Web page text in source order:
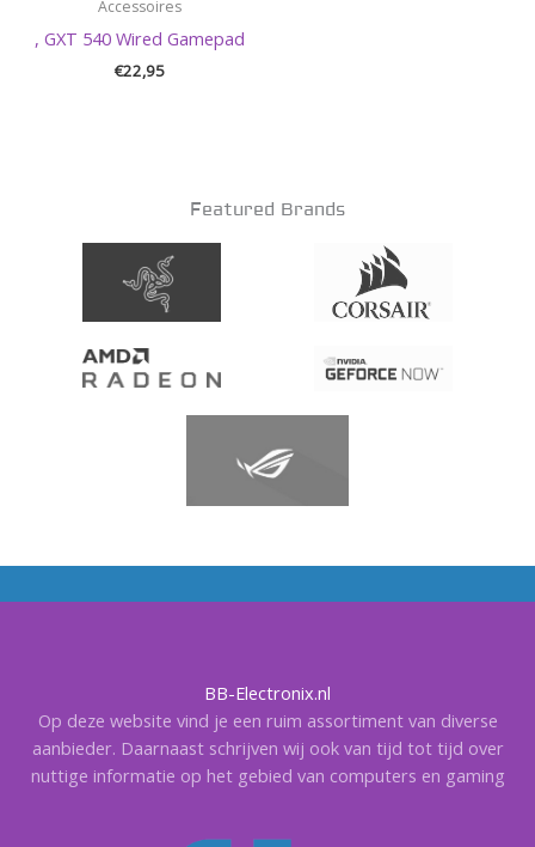
Accessoires
, GXT 540 Wired Gamepad
€22,95
Featured Brands
BB-Electronix.nl
Op deze website vind je een ruim assortiment van diverse
aanbieder. Daarnaast schrijven wij ook van tijd tot tijd over
nuttige informatie op het gebied van computers en gaming